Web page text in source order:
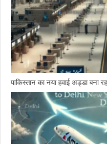
पाकिस्तान का नया हवाई अड्डा बना